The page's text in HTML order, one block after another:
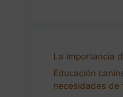
La importancia
Educación
necesidades de